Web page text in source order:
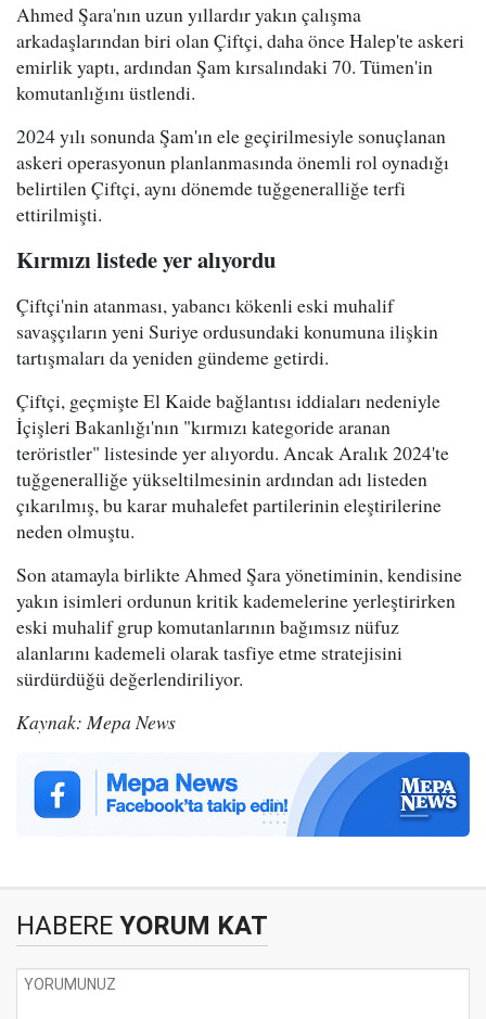
Ahmed Şara'nın uzun yıllardır yakın çalışma
arkadaşlarından biri olan Çiftçi, daha önce Halep'te askeri
emirlik yaptı, ardından Şam kırsalındaki 70. Tümen'in
komutanlığını üstlendi.
2024 yılı sonunda Şam'ın ele geçirilmesiyle sonuçlanan
askeri operasyonun planlanmasında önemli rol oynadığı
belirtilen Çiftçi, aynı dönemde tuğgeneralliğe terfi
ettirilmişti.
Kırmızı listede yer alıyordu
Çiftçi'nin atanması, yabancı kökenli eski muhalif
savaşçıların yeni Suriye ordusundaki konumuna ilişkin
tartışmaları da yeniden gündeme getirdi.
Çiftçi, geçmişte El Kaide bağlantısı iddiaları nedeniyle
İçişleri Bakanlığı'nın "kırmızı kategoride aranan
teröristler" listesinde yer alıyordu. Ancak Aralık 2024'te
tuğgeneralliğe yükseltilmesinin ardından adı listeden
çıkarılmış, bu karar muhalefet partilerinin eleştirilerine
neden olmuştu.
Son atamayla birlikte Ahmed Şara yönetiminin, kendisine
yakın isimleri ordunun kritik kademelerine yerleştirirken
eski muhalif grup komutanlarının bağımsız nüfuz
alanlarını kademeli olarak tasfiye etme stratejisini
sürdürdüğü değerlendiriliyor.
Kaynak: Mepa News
HABERE YORUM KAT